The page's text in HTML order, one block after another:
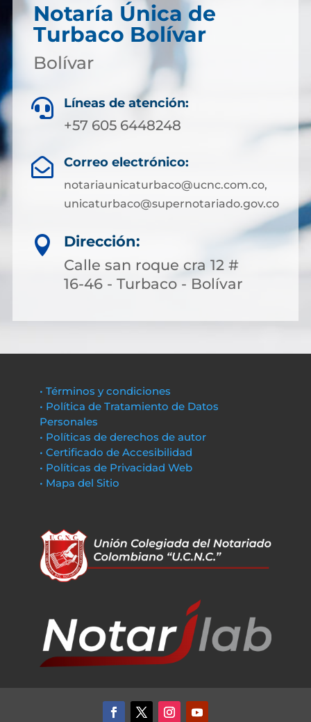
Notaría Única de
Turbaco Bolívar
Bolívar
 Líneas de atención:
+57 605 6448248
 Correo electrónico:
notariaunicaturbaco@ucnc.com.co,
unicaturbaco@supernotariado.gov.co

Dirección:
Calle san roque cra 12 #
16-46 - Turbaco - Bolívar
• Términos y condiciones
• Política de Tratamiento de Datos
Personales
• Políticas de derechos de autor
• Certificado de Accesibilidad
• Políticas de Privacidad Web
• Mapa del Sitio